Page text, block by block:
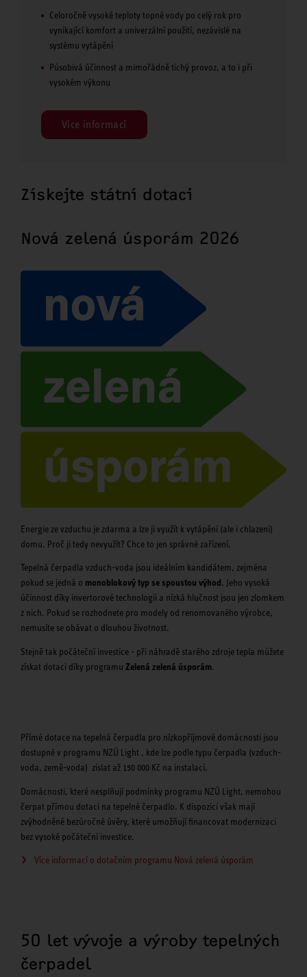
Celoročně vysoké teploty topné vody po celý rok pro
vynikající komfort a univerzální použití, nezávislé na
systému vytápění
Působivá účinnost a mimořádně tichý provoz, a to i při
vysokém výkonu
Více informací
Získejte státní dotaci
Nová zelená úsporám 2026
Energie ze vzduchu je zdarma a lze ji využít k vytápění (ale i chlazení)
domu. Proč ji tedy nevyužít? Chce to jen správné zařízení.
Tepelná čerpadla vzduch-voda jsou ideálním kandidátem, zejména
pokud se jedná o monoblokový typ se spoustou výhod. Jeho vysoká
účinnost díky invertorové technologii a nízká hlučnost jsou jen zlomkem
z nich. Pokud se rozhodnete pro modely od renomovaného výrobce,
nemusíte se obávat o dlouhou životnost.
Stejně tak počáteční investice - při náhradě starého zdroje tepla můžete
získat dotaci díky programu Zelená zelená úsporám.
Přímé dotace na tepelná čerpadla pro nízkopříjmové domácnosti jsou
dostupné v programu NZÚ Light , kde lze podle typu čerpadla (vzduch-
voda, země-voda) zíslat až 150 000 Kč na instalaci.
Domácnosti, které nesplňují podmínky programu NZÚ Light, nemohou
čerpat přímou dotaci na tepelné čerpadlo. K dispozici však mají
zvýhodněné bezúročné úvěry, které umožňují financovat modernizaci
bez vysoké počáteční investice.
Více informací o dotačním programu Nová zelená úsporám
50 let vývoje a výroby tepelných
čerpadel